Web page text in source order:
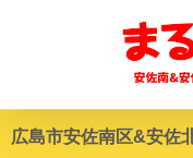
広島市安佐南区&安佐